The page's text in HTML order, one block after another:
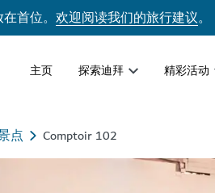
首位。 欢迎阅读我们的旅行建议。
主页 探索迪拜 精彩活动
点 Comptoir 102